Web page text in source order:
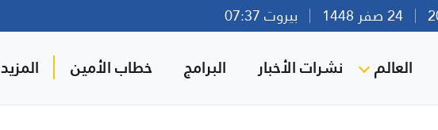
بيروت 07:37
العالم نشرات الأخبار البرامج خطاب الأمين المزيد